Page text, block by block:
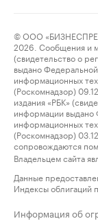
© ООО
2026. Сообщения и
(свидетельство о
выдано
информационных
(Роскомнадзор)
издания «РБК»
информации выдано
информационных
(Роскомнадзор)
сопровождаются
Владельцем сайта
Данные
Индексы облигаций
Информация об